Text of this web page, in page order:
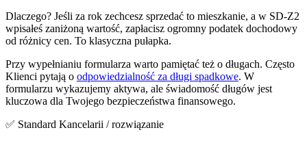
Dlaczego? Jeśli za rok zechcesz sprzedać to mieszkanie, a w SD-Z2
wpisałeś zaniżoną wartość, zapłacisz ogromny podatek dochodowy
od różnicy cen. To klasyczna pułapka.
Przy wypełnianiu formularza warto pamiętać też o długach. Często
Klienci pytają o odpowiedzialność za długi spadkowe. W
formularzu wykazujemy aktywa, ale świadomość długów jest
kluczowa dla Twojego bezpieczeństwa finansowego.
✅ Standard Kancelarii / rozwiązanie